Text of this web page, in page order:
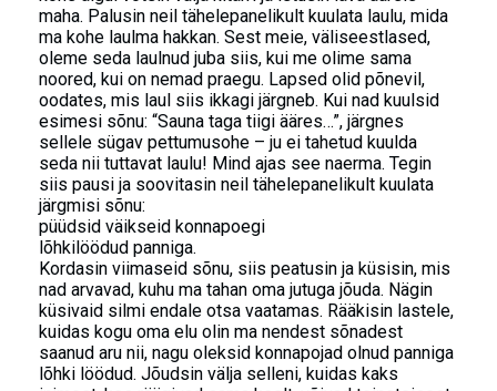
maha. Palusin neil tähelepanelikult kuulata laulu, mida
ma kohe laulma hakkan. Sest meie, väliseestlased,
oleme seda laulnud juba siis, kui me olime sama
noored, kui on nemad praegu. Lapsed olid põnevil,
oodates, mis laul siis ikkagi järgneb. Kui nad kuulsid
esimesi sõnu: “Sauna taga tiigi ääres…”, järgnes
sellele sügav pettumusohe – ju ei tahetud kuulda
seda nii tuttavat laulu! Mind ajas see naerma. Tegin
siis pausi ja soovitasin neil tähelepanelikult kuulata
järgmisi sõnu:
püüdsid väikseid konnapoegi
lõhkilöödud panniga.
Kordasin viimaseid sõnu, siis peatusin ja küsisin, mis
nad arvavad, kuhu ma tahan oma jutuga jõuda. Nägin
küsivaid silmi endale otsa vaatamas. Rääkisin lastele,
kuidas kogu oma elu olin ma nendest sõnadest
saanud aru nii, nagu oleksid konnapojad olnud panniga
lõhki löödud. Jõudsin välja selleni, kuidas kaks